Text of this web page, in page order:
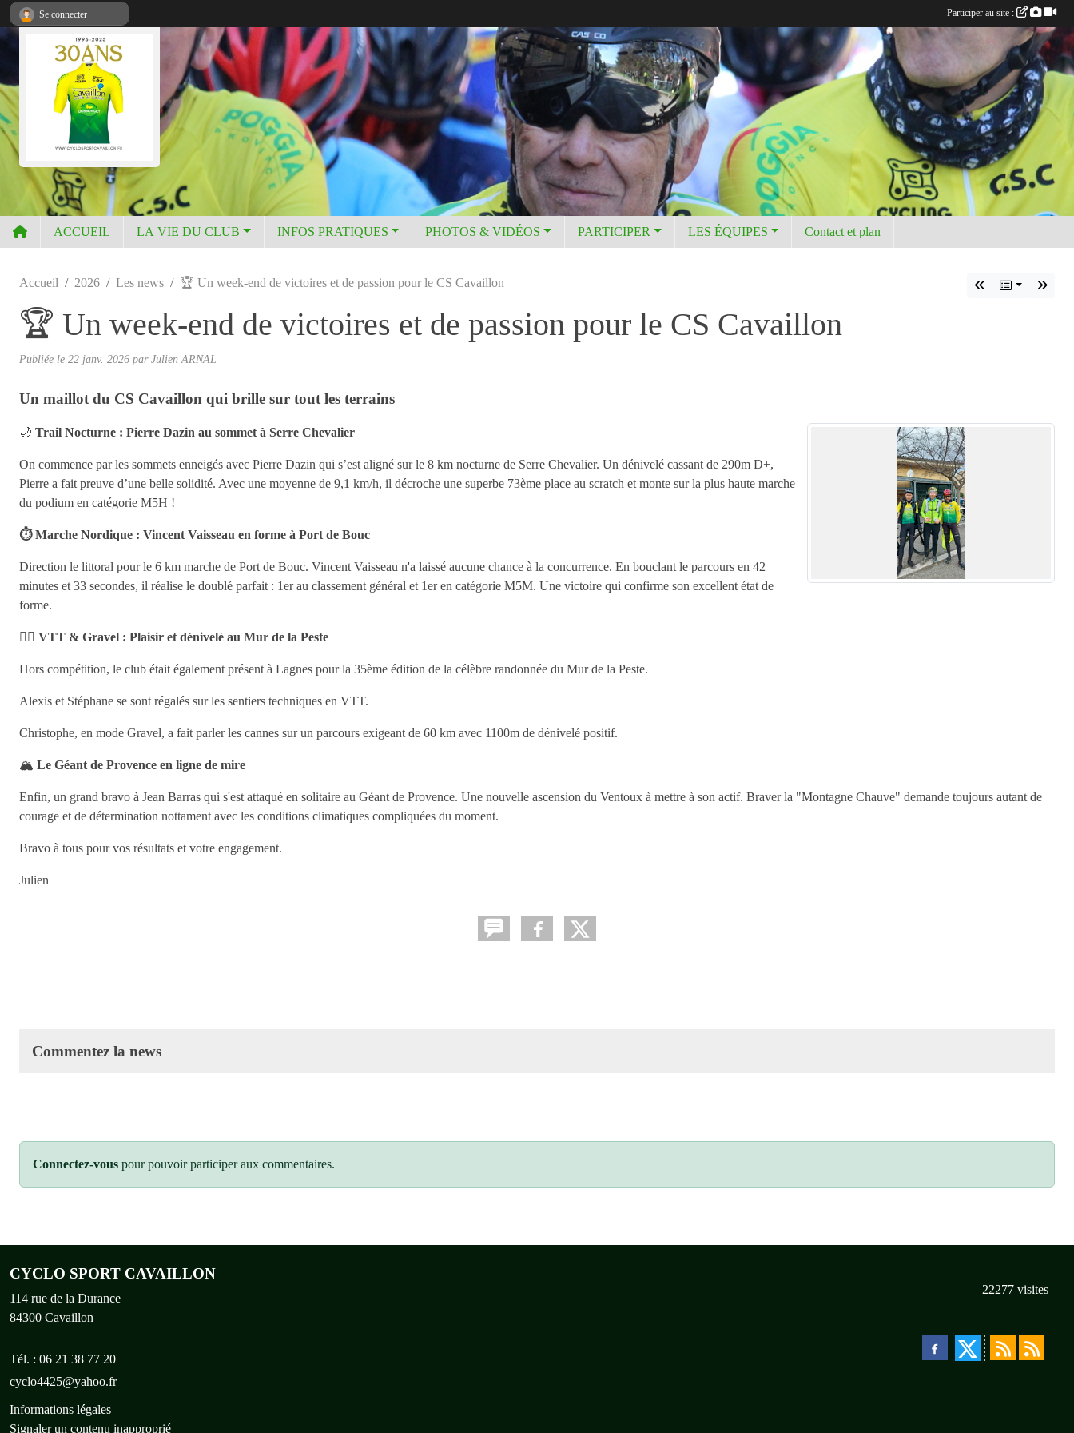
ACCUEIL LA VIE DU CLUB INFOS PRATIQUES PHOTOS & VIDÉOS PARTICIPER LES ÉQUIPES Contact et plan
Accueil 2026 Les news 🏆 Un week-end de victoires et de passion pour le CS Cavaillon
🏆 Un week-end de victoires et de passion pour le CS Cavaillon
Publiée le 22 janv. 2026 par Julien ARNAL
Un maillot du CS Cavaillon qui brille sur tout les terrains
🌙 Trail Nocturne : Pierre Dazin au sommet à Serre Chevalier
On commence par les sommets enneigés avec Pierre Dazin qui s’est aligné sur le 8 km nocturne de Serre Chevalier. Un dénivelé cassant de 290m D+,
Pierre a fait preuve d’une belle solidité. Avec une moyenne de 9,1 km/h, il décroche une superbe 73ème place au scratch et monte sur la plus haute marche
du podium en catégorie M5H !
⏱ Marche Nordique : Vincent Vaisseau en forme à Port de Bouc
Direction le littoral pour le 6 km marche de Port de Bouc. Vincent Vaisseau n'a laissé aucune chance à la concurrence. En bouclant le parcours en 42
minutes et 33 secondes, il réalise le doublé parfait : 1er au classement général et 1er en catégorie M5M. Une victoire qui confirme son excellent état de
forme.
🚵‍♂️ VTT & Gravel : Plaisir et dénivelé au Mur de la Peste
Hors compétition, le club était également présent à Lagnes pour la 35ème édition de la célèbre randonnée du Mur de la Peste.
Alexis et Stéphane se sont régalés sur les sentiers techniques en VTT.
Christophe, en mode Gravel, a fait parler les cannes sur un parcours exigeant de 60 km avec 1100m de dénivelé positif.
🏔 Le Géant de Provence en ligne de mire
Enfin, un grand bravo à Jean Barras qui s'est attaqué en solitaire au Géant de Provence. Une nouvelle ascension du Ventoux à mettre à son actif. Braver la "Montagne Chauve" demande toujours autant de
courage et de détermination nottament avec les conditions climatiques compliquées du moment.
Bravo à tous pour vos résultats et votre engagement.
Julien
Commentez la news
Connectez-vous pour pouvoir participer aux commentaires.
CYCLO SPORT CAVAILLON
114 rue de la Durance
84300 Cavaillon
Tél. : 06 21 38 77 20
cyclo4425@yahoo.fr
Informations légales
Signaler un contenu inapproprié
22277 visites
Se connecter Participer au site :
Panneau de gestion des cookies